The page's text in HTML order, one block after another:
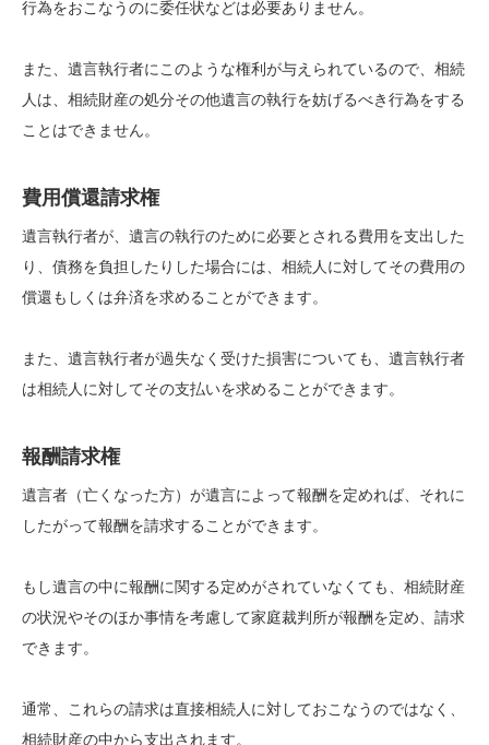
行為をおこなうのに委任状などは必要ありません。
また、遺言執行者にこのような権利が与えられているので、相続
人は、相続財産の処分その他遺言の執行を妨げるべき行為をする
ことはできません。
費用償還請求権
遺言執行者が、遺言の執行のために必要とされる費用を支出した
り、債務を負担したりした場合には、相続人に対してその費用の
償還もしくは弁済を求めることができます。
また、遺言執行者が過失なく受けた損害についても、遺言執行者
は相続人に対してその支払いを求めることができます。
報酬請求権
遺言者（亡くなった方）が遺言によって報酬を定めれば、それに
したがって報酬を請求することができます。
もし遺言の中に報酬に関する定めがされていなくても、相続財産
の状況やそのほか事情を考慮して家庭裁判所が報酬を定め、請求
できます。
通常、これらの請求は直接相続人に対しておこなうのではなく、
相続財産の中から支出されます。